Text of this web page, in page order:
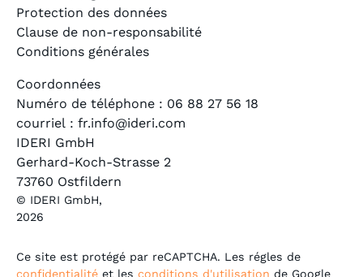
Protection des données
Clause de non-responsabilité
Conditions générales
Coordonnées
Numéro de téléphone : 06 88 27 56 18
courriel : fr.info@ideri.com
IDERI GmbH
Gerhard-Koch-Strasse 2
73760 Ostfildern
© IDERI GmbH,
2026
Ce site est protégé par reCAPTCHA. Les régles de
confidentialitéet les conditions d'utilisation de Google